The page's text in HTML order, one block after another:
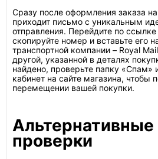
Сразу после оформления заказа
приходит письмо с уникальным
отправления. Перейдите по
скопируйте номер и вставьте его
транспортной компании – Royal
другой, указанной в деталях
найдено, проверьте папку «Спам»
кабинет на сайте магазина, чтобы
перемещении вашей покупки.
проверки